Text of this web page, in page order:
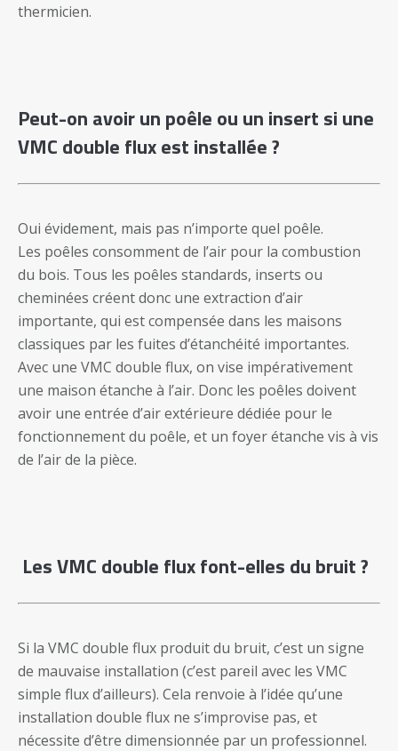
thermicien.
Peut-on avoir un poêle ou un insert si une
VMC double flux est installée ?
Oui évidement, mais pas n’importe quel poêle.
Les poêles consomment de l’air pour la combustion
du bois. Tous les poêles standards, inserts ou
cheminées créent donc une extraction d’air
importante, qui est compensée dans les maisons
classiques par les fuites d’étanchéité importantes.
Avec une VMC double flux, on vise impérativement
une maison étanche à l’air. Donc les poêles doivent
avoir une entrée d’air extérieure dédiée pour le
fonctionnement du poêle, et un foyer étanche vis à vis
de l’air de la pièce.
Les VMC double flux font-elles du bruit ?
Si la VMC double flux produit du bruit, c’est un signe
de mauvaise installation (c’est pareil avec les VMC
simple flux d’ailleurs). Cela renvoie à l’idée qu’une
installation double flux ne s’improvise pas, et
nécessite d’être dimensionnée par un professionnel.